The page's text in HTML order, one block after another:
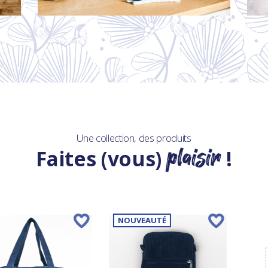
Une collection, des produits
Faites (vous)plaisir!
NOUVEAUTÉ